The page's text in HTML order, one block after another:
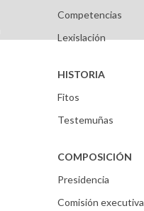
Competencias
Lexislación
HISTORIA
Fitos
Testemuñas
COMPOSICIÓN
Presidencia
Comisión executiva